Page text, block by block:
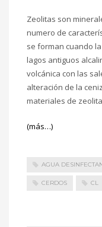
Zeolitas son
numero de
se forman cuando
lagos antiguos
volcánica con las
alteración de la
materiales de
(más…)
AGUA
CERDOS CL